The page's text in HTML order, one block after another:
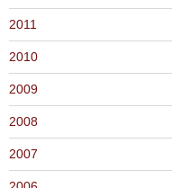
2011
2010
2009
2008
2007